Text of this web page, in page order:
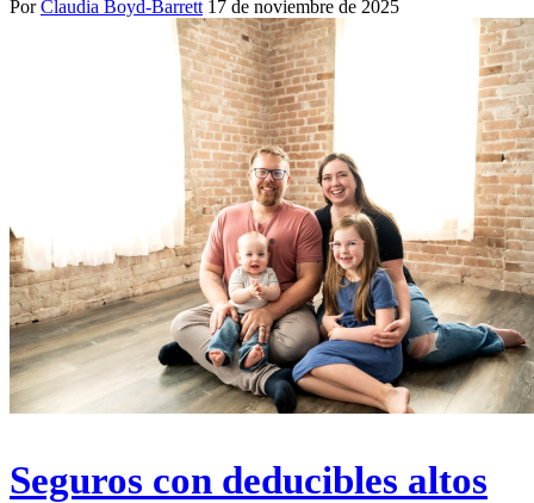
PorClaudia Boyd-Barrett 17 de noviembre de 2025
Seguros con deducibles altos